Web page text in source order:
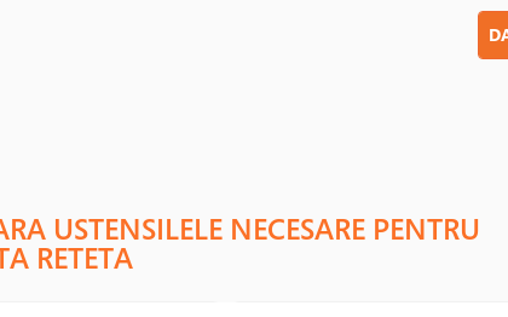
USTENSILELE NECESARE PENTRU
RETETA